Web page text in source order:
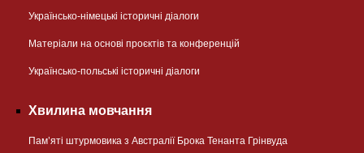
Українсько-німецькі історичні діалоги
Матеріали на основі проєктів та конференцій
Українсько-польські історичні діалоги
Хвилина мовчання
Пам’яті штурмовика з Австралії Брока Тенанта Грінвуда